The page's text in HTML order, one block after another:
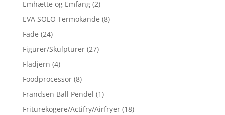
Emhætte og Emfang (2)
EVA SOLO Termokande (8)
Fade (24)
Figurer/Skulpturer (27)
Fladjern (4)
Foodprocessor (8)
Frandsen Ball Pendel (1)
Friturekogere/Actifry/Airfryer (18)